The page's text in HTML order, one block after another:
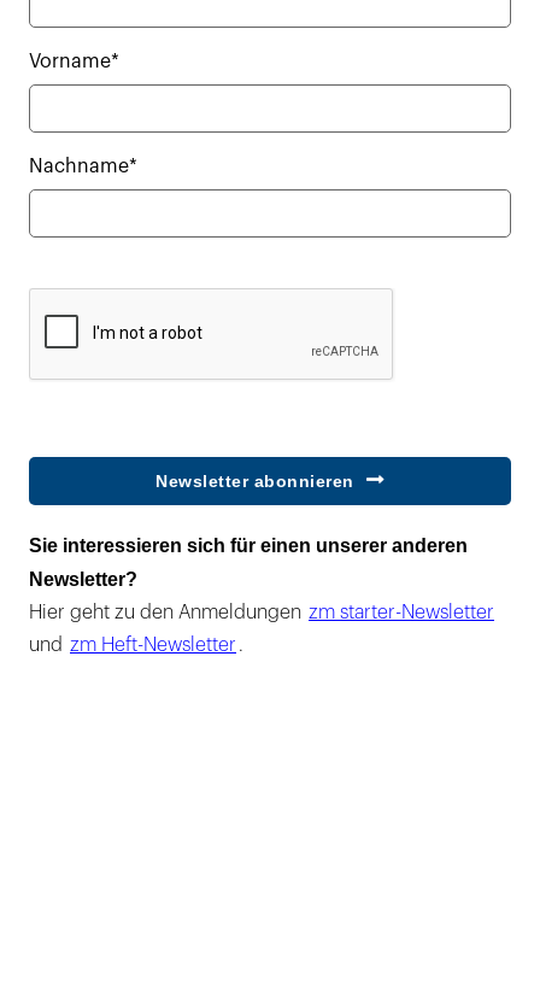
Vorname*
Nachname*
Newsletter abonnieren
Sie interessieren sich für einen unserer anderen
Newsletter?
Hier geht zu den Anmeldungen zm starter-Newsletter
und zm Heft-Newsletter .